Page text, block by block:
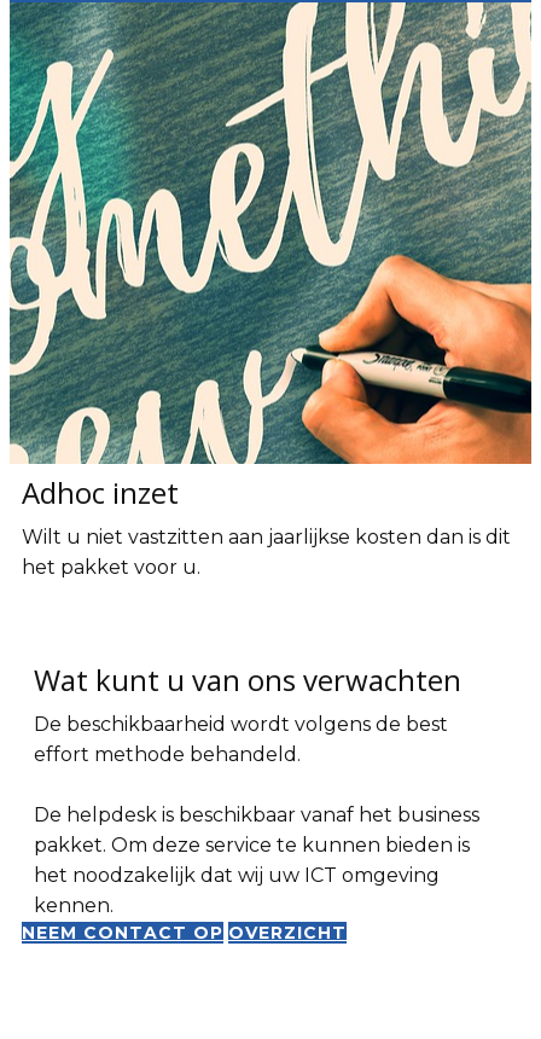
Adhoc inzet
Wilt u niet vastzitten aan jaarlijkse kosten dan is dit
het pakket voor u.
Wat kunt u van ons verwachten
De beschikbaarheid wordt volgens de best
effort methode behandeld.
De helpdesk is beschikbaar vanaf het business
pakket. Om deze service te kunnen bieden is
het noodzakelijk dat wij uw ICT omgeving
kennen.
NEEM CONTACT OP OVERZICHT